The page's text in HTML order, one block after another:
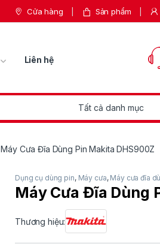
Cửa hàng Sản phẩm
Liên hệ
Máy Cưa Đĩa Dùng Pin Makita DHS900Z
Dụng cụ dùng pin, Máy cưa, Máy cưa đĩa
Máy Cưa Đĩa Dùng
Thương hiệu: